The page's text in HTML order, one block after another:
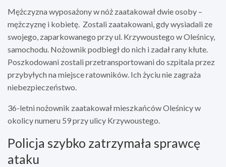
Mężczyzna wyposażony w nóż zaatakował dwie osoby –
mężczyznę i kobietę. Zostali zaatakowani, gdy wysiadali ze
swojego, zaparkowanego przy ul. Krzywoustego w Oleśnicy,
samochodu. Nożownik podbiegł do nich i zadał rany kłute.
Poszkodowani zostali przetransportowani do szpitala przez
przybyłych na miejsce ratowników. Ich życiu nie zagraża
niebezpieczeństwo.
36-letni nożownik zaatakował mieszkańców Oleśnicy w
okolicy numeru 59 przy ulicy Krzywoustego.
Policja szybko zatrzymała sprawcę
ataku